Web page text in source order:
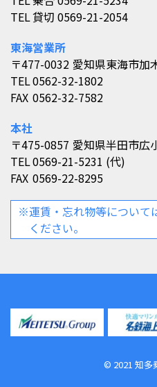
TEL貸切 0569-21-2054
東海営業所
〒477-0032 愛知県東海市加
TEL0562-32-1802
FAX 0562-32-7582
本社
〒475-0857 愛知県半田市広
TEL0569-21-5231 (代)
FAX 0569-22-8295
※運賃・忘れ物等について
ください。
©︎ 2021 知多